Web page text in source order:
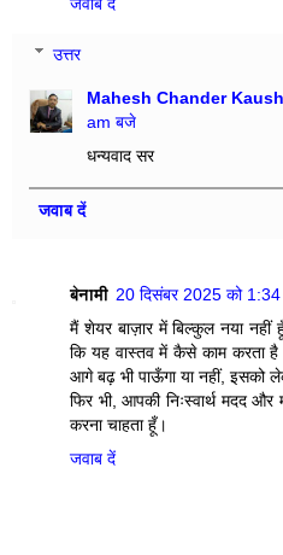
उत्तर
Mahesh Chander
am बजे
धन्यवाद सर
जवाब दें
बेनामी 20 दिसंबर 2025 को
मैं शेयर बाज़ार में बिल्कुल नया
कि यह वास्तव में कैसे काम करता
आगे बढ़ भी पाऊँगा या नहीं, इसको
फिर भी, आपकी निःस्वार्थ मदद और
करना चाहता हूँ।
जवाब दें